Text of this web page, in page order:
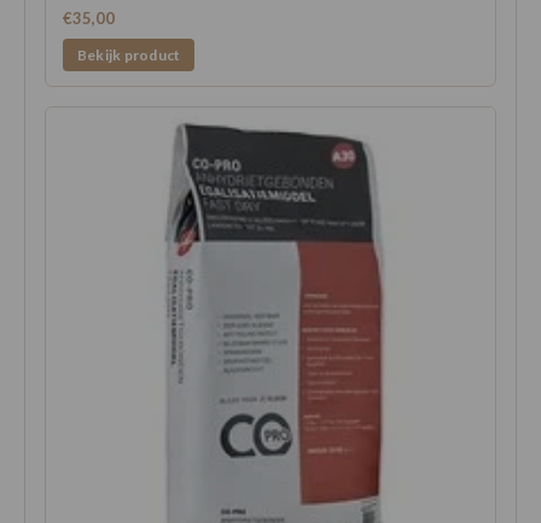
€35,00
Bekijk product